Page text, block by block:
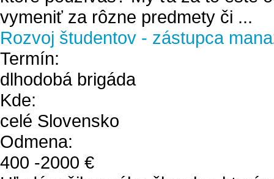
vymeniť za rôzne predmety či ...
Rozvoj študentov - zástupca
Termín:
dlhodobá brigáda
Kde:
celé Slovensko
Odmena:
400 -2000 €